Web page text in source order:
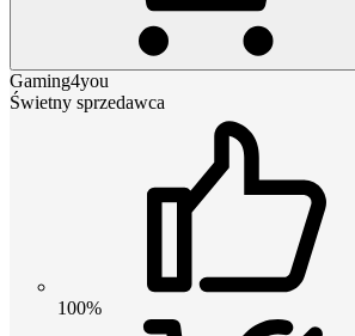
Gaming4you
Świetny sprzedawca
100%